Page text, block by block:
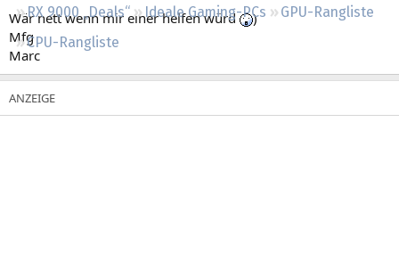
RX 9000 „Deals“
Ideale Gaming-PCs
GPU-Rangliste
CPU-Rangliste
Wär nett wenn mir einer helfen würd
)
Mfg
Marc